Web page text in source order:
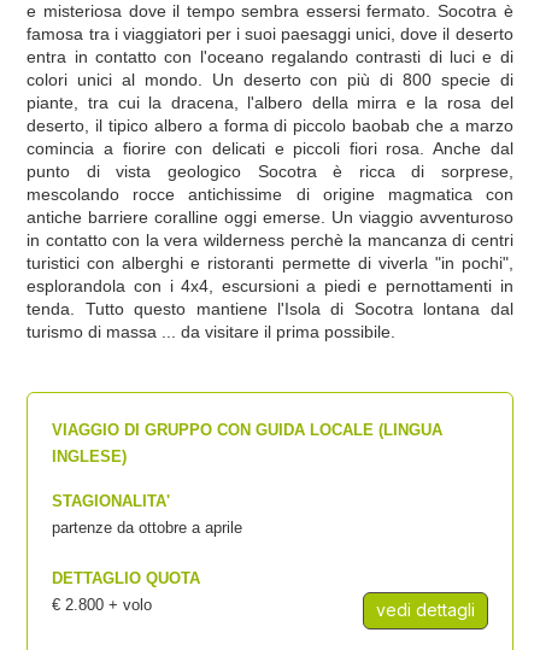
e misteriosa dove il tempo sembra essersi fermato. Socotra è
famosa tra i viaggiatori per i suoi paesaggi unici, dove il deserto
entra in contatto con l'oceano regalando contrasti di luci e di
colori unici al mondo. Un deserto con più di 800 specie di
piante, tra cui la dracena, l'albero della mirra e la rosa del
deserto, il tipico albero a forma di piccolo baobab che a marzo
comincia a fiorire con delicati e piccoli fiori rosa. Anche dal
punto di vista geologico Socotra è ricca di sorprese,
mescolando rocce antichissime di origine magmatica con
antiche barriere coralline oggi emerse. Un viaggio avventuroso
in contatto con la vera wilderness perchè la mancanza di centri
turistici con alberghi e ristoranti permette di viverla "in pochi",
esplorandola con i 4x4, escursioni a piedi e pernottamenti in
tenda. Tutto questo mantiene l'Isola di Socotra lontana dal
turismo di massa ... da visitare il prima possibile.
VIAGGIO DI GRUPPO CON GUIDA LOCALE (LINGUA
INGLESE)
STAGIONALITA'
partenze da ottobre a aprile
DETTAGLIO QUOTA
€ 2.800 + volo
vedi dettagli